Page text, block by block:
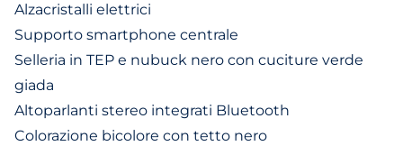
Alzacristalli elettrici
Supporto smartphone centrale
Selleria in TEP e nubuck nero con cuciture verde
giada
Altoparlanti stereo integrati Bluetooth
Colorazione bicolore con tetto nero